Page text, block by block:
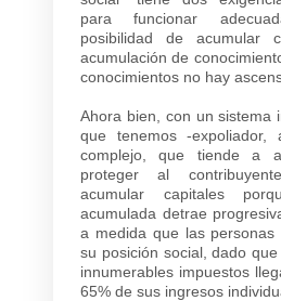
para funcionar
posibilidad de acumular
acumulación de
conocimientos no hay
Ahora bien, con un sistema
que tenemos -expoliador,
complejo, que tiende a
proteger al
acumular capitales
acumulada detrae
a medida que las personas
su posición social, dado
innumerables impuestos
65% de sus ingresos